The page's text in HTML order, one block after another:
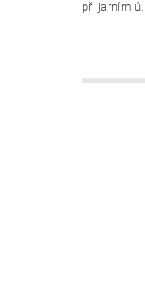
při jarním ú...